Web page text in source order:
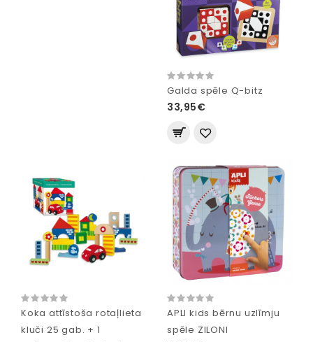
Galda spēle Q-bitz
33,95€
Koka attīstoša rotaļlieta
kluči 25 gab. + 1
APLI kids bērnu uzlīmju
spēle ZILONI